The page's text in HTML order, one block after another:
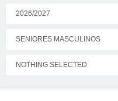
2026/2027
SENIORES MASCULINOS
NOTHING SELECTED